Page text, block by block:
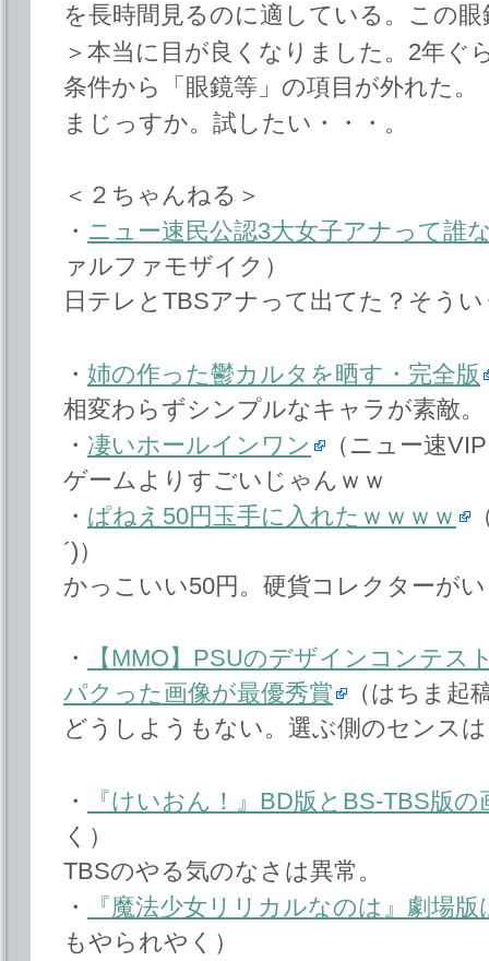
を長時間見るのに適している。この
＞本当に目が良くなりました。2年ぐ
条件から「眼鏡等」の項目が外れた。
まじっすか。試したい・・・。
＜２ちゃんねる＞
・ ニュー速民公認3大女子アナって誰
ァルファモザイク）
日テレとTBSアナって出てた？そう
・ 姉の作った鬱カルタを晒す・完全版
相変わらずシンプルなキャラが素敵。
・ 凄いホールインワン
（ニュー速
ゲームよりすごいじゃんｗｗ
・ ぱねえ50円玉手に入れたｗｗｗｗ
´)）
かっこいい50円。硬貨コレクターが
・
【MMO】PSUのデザインコンテス
パクった画像が最優秀賞
（はちま起
どうしようもない。選ぶ側のセンス
・
『けいおん！』BD版とBS-TBS版の
く）
TBSのやる気のなさは異常。
・
『魔法少女リリカルなのは』劇場
もやられやく）